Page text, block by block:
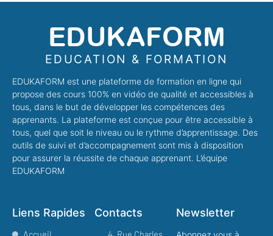
EDUKAFORM
EDUCATION & FORMATION
EDUKAFORM est une plateforme de formation en ligne qui
propose des cours 100% en vidéo de qualité et accessibles à
tous, dans le but de développer les compétences des
apprenants. La plateforme est conçue pour être accessible à
tous, quel que soit le niveau ou le rythme d’apprentissage. Des
outils de suivi et d’accompagnement sont mis à disposition
pour assurer la réussite de chaque apprenant. L’équipe
EDUKAFORM
Liens Rapides Contacts Newsletter